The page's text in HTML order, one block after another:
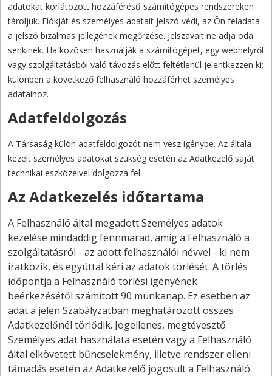
adatokat korlátozott hozzáférésű számítógépes rendszereken
tároljuk. Fiókját és személyes adatait jelszó védi, az Ön feladata
a jelszó bizalmas jellegének megőrzése. Jelszavait ne adja oda
senkinek. Ha közösen használják a számítógépet, egy webhelyről
vagy szolgáltatásból való távozás előtt feltétlenül jelentkezzen ki;
különben a következő felhasználó hozzáférhet személyes
adataihoz.
Adatfeldolgozás
A Társaság külön adatfeldolgozót nem vesz igénybe. Az általa
kezelt személyes adatokat szükség esetén az Adatkezelő saját
technikai eszközeivel dolgozza fel.
Az Adatkezelés időtartama
A Felhasználó által megadott Személyes adatok
kezelése mindaddig fennmarad, amíg a Felhasználó a
szolgáltatásról - az adott felhasználói névvel - ki nem
iratkozik, és egyúttal kéri az adatok törlését. A törlés
időpontja a Felhasználó törlési igényének
beérkezésétől számított 90 munkanap. Ez esetben az
adat a jelen Szabályzatban meghatározott összes
Adatkezelőnél törlődik. Jogellenes, megtévesztő
Személyes adat használata esetén vagy a Felhasználó
által elkövetett bűncselekmény, illetve rendszer elleni
támadás esetén az Adatkezelő jogosult a Felhasználó